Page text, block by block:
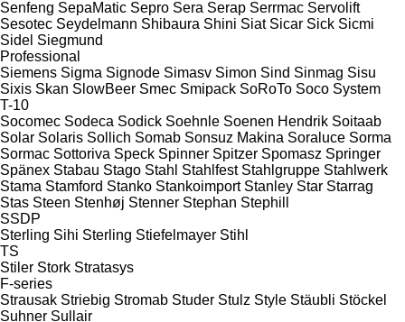
Senfeng SepaMatic Sepro Sera Serap Serrmac Servolift
Sesotec Seydelmann Shibaura Shini Siat Sicar Sick Sicmi
Sidel Siegmund
Professional
Siemens Sigma Signode Simasv Simon Sind Sinmag Sisu
Sixis Skan SlowBeer Smec Smipack SoRoTo Soco System
T-10
Socomec Sodeca Sodick Soehnle Soenen Hendrik Soitaab
Solar Solaris Sollich Somab Sonsuz Makina Soraluce Sorma
Sormac Sottoriva Speck Spinner Spitzer Spomasz Springer
Spänex Stabau Stago Stahl Stahlfest Stahlgruppe Stahlwerk
Stama Stamford Stanko Stankoimport Stanley Star Starrag
Stas Steen Stenhøj Stenner Stephan Stephill
SSDP
Sterling Sihi Sterling Stiefelmayer Stihl
TS
Stiler Stork Stratasys
F-series
Strausak Striebig Stromab Studer Stulz Style Stäubli Stöckel
Suhner Sullair